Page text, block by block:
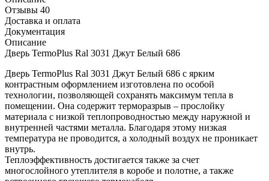
Отзывы 40
Доставка и оплата
Документация
Описание
Дверь TermoPlus Ral 3031 Джут Белый 686
Дверь TermoPlus Ral 3031 Джут Белый 686 с ярким
контрастным оформлением изготовлена по особой
технологии, позволяющей сохранять максимум тепла в
помещении. Она содержит терморазрыв – прослойку
материала с низкой теплопроводностью между наружной и
внутренней частями металла. Благодаря этому низкая
температура не проводится, а холодный воздух не проникает
внутрь.
Теплоэффективность достигается также за счет
многослойного утеплителя в коробе и полотне, а также